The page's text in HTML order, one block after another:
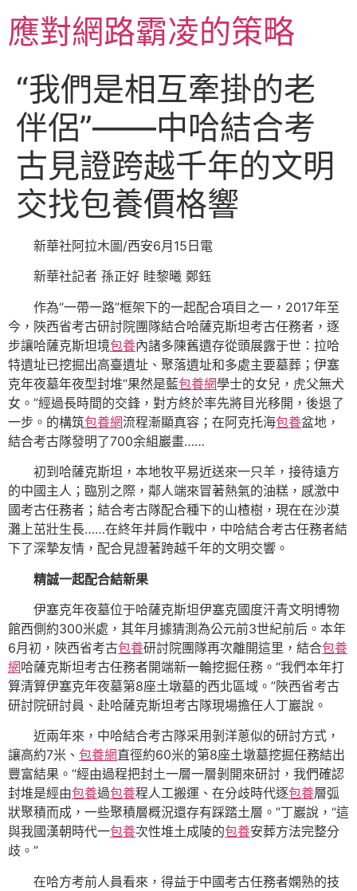
主應對網路霸凌的策略
“我們是相互牽掛的老
伴侶”——中哈結合考
古見證跨越千年的文明
交找包養價格響
新華社阿拉木圖/西安6月15日電
新華社記者 孫正好 眭黎曦 鄭鈺
作為“一帶一路”框架下的一起配合項目之一，2017年至
今，陜西省考古研討院團隊結合哈薩克斯坦考古任務者，逐
步讓哈薩克斯坦境包養內諸多陳舊遺存從頭展露于世：拉哈
特遺址已挖掘出高臺遺址、聚落遺址和多處主要墓葬；伊塞
克年夜墓年夜型封堆“果然是藍包養網學士的女兒，虎父無犬
女。”經過長時間的交鋒，對方終於率先將目光移開，後退了
一步。的構筑包養網流程漸顯真容；在阿克托海包養盆地，
結合考古隊發明了700余組巖畫……
初到哈薩克斯坦，本地牧平易近送來一只羊，接待遠方
的中國主人；臨別之際，鄰人端來冒著熱氣的油糕，感激中
國考古任務者；結合考古隊配合種下的山楂樹，現在在沙漠
灘上茁壯生長……在終年并肩作戰中，中哈結合考古任務者結
下了深摯友情，配合見證著跨越千年的文明交響。
精誠一起配合結新果
伊塞克年夜墓位于哈薩克斯坦伊塞克國度汗青文明博物
館西側約300米處，其年月據猜測為公元前3世紀前后。本年
6月初，陜西省考古包養研討院團隊再次離開這里，結合包養
網哈薩克斯坦考古任務者開端新一輪挖掘任務。“我們本年打
算清算伊塞克年夜墓第8座土墩墓的西北區域。”陜西省考古
研討院研討員、赴哈薩克斯坦考古隊現場擔任人丁巖說。
近兩年來，中哈結合考古隊采用剝洋蔥似的研討方式，
讓高約7米、 包養網直徑約60米的第8座土墩墓挖掘任務結出
豐富結果。“經由過程把封土一層一層剝開來研討，我們確認
封堆是經由包養過包養程人工搬運、在分歧時代逐包養層弧
狀聚積而成，一些聚積層概況還存有踩踏土層。”丁巖說，“這
與我國漢朝時代一包養次性堆土成陵的包養安葬方法完整分
歧。”
在哈方考前人員看來，得益于中國考古任務者嫻熟的技